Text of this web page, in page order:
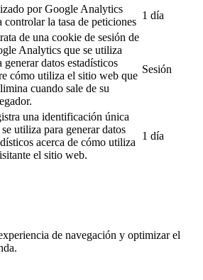
por Google Analytics
controlar la tasa de peticiones
1 día
de una cookie de sesión de
Analytics que se utiliza
generar datos estadísticos
cómo utiliza el sitio web que
cuando sale de su
Sesión
una identificación única
utiliza para generar datos
acerca de cómo utiliza
el sitio web.
1 día
de navegación y optimizar el